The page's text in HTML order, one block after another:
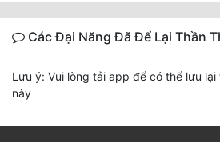
Các Đại Năng Đã Để Lại Thần
Lưu ý: Vui lòng tải app để có thể lưu
này